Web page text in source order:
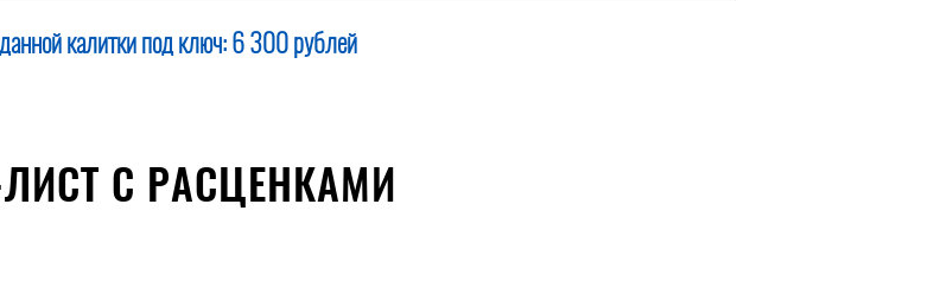
калитки под ключ: 6 300 рублей
ЛИСТ С РАСЦЕНКАМИ